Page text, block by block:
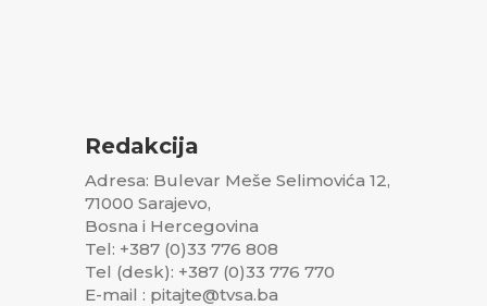
Redakcija
Adresa: Bulevar Meše Selimovića 12,
71000 Sarajevo,
Bosna i Hercegovina
Tel: +387 (0)33 776 808
Tel (desk): +387 (0)33 776 770
E-mail : pitajte@tvsa.ba